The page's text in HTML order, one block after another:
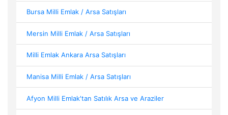
Bursa Milli Emlak / Arsa Satışları
Mersin Milli Emlak / Arsa Satışları
Milli Emlak Ankara Arsa Satışları
Manisa Milli Emlak / Arsa Satışları
Afyon Milli Emlak'tan Satılık Arsa ve Araziler